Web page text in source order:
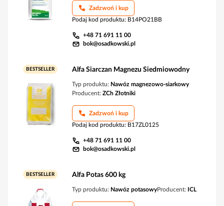
Zadzwoń i kup
Podaj kod produktu: B14PO21BB
+48 71 691 11 00
bok@osadkowski.pl
BESTSELLER Alfa Siarczan Magnezu Siedmiowodny
Typ produktu: Nawóz magnezowo-siarkowy
Producent: ZCh Złotniki
Zadzwoń i kup
Podaj kod produktu: B17ZL0125
+48 71 691 11 00
bok@osadkowski.pl
BESTSELLER Alfa Potas 600 kg
Typ produktu: Nawóz potasowyProducent: ICL